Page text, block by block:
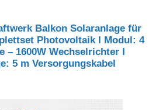
Balkon Solaranlage für
Photovoltaik I Modul: 4
– 1600W Wechselrichter I
5 m Versorgungskabel